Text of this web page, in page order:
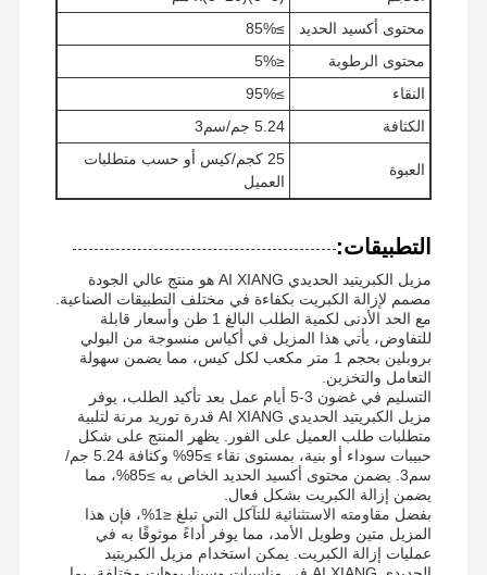
جولة في
المعمل
ضبط الجودة
مزيل الكبريت من أكسيد الحديد
ديميثيلامينو إيثيل ميتاكريلات
ميثاكريلو أوكسي إيثيل تريميثيل أمونيوم كلوريد
أكريليو أوكسي إيثيل تريميثيل أمونيوم كلوريد
بولي أكريلاميد أنيوني
بولي أكريلاميد غير أيوني
الأسمدة المركبة الوقائية ذات الإفراج البطيء
محتوى أكسيد الحديد
≥85%
محتوى الرطوبة
≤5%
النقاء
≥95%
الكثافة
5.24 جم/سم3
العبوة
25 كجم/كيس أو حسب متطلبات
العميل
التطبيقات:
مزيل الكبريتيد الحديدي AI XIANG هو منتج عالي الجودة
مصمم لإزالة الكبريت بكفاءة في مختلف التطبيقات الصناعية.
مع الحد الأدنى لكمية الطلب البالغ 1 طن وأسعار قابلة
للتفاوض، يأتي هذا المزيل في أكياس منسوجة من البولي
بروبلين بحجم 1 متر مكعب لكل كيس، مما يضمن سهولة
التعامل والتخزين.
التسليم في غضون 3-5 أيام عمل بعد تأكيد الطلب، يوفر
مزيل الكبريتيد الحديدي AI XIANG قدرة توريد مرنة لتلبية
متطلبات طلب العميل على الفور. يظهر المنتج على شكل
حبيبات سوداء أو بنية، بمستوى نقاء ≥95% وكثافة 5.24 جم/
سم3. يضمن محتوى أكسيد الحديد الخاص به ≥85%، مما
يضمن إزالة الكبريت بشكل فعال.
بفضل مقاومته الاستثنائية للتآكل التي تبلغ ≤1%، فإن هذا
المزيل متين وطويل الأمد، مما يوفر أداءً موثوقًا به في
عمليات إزالة الكبريت. يمكن استخدام مزيل الكبريتيد